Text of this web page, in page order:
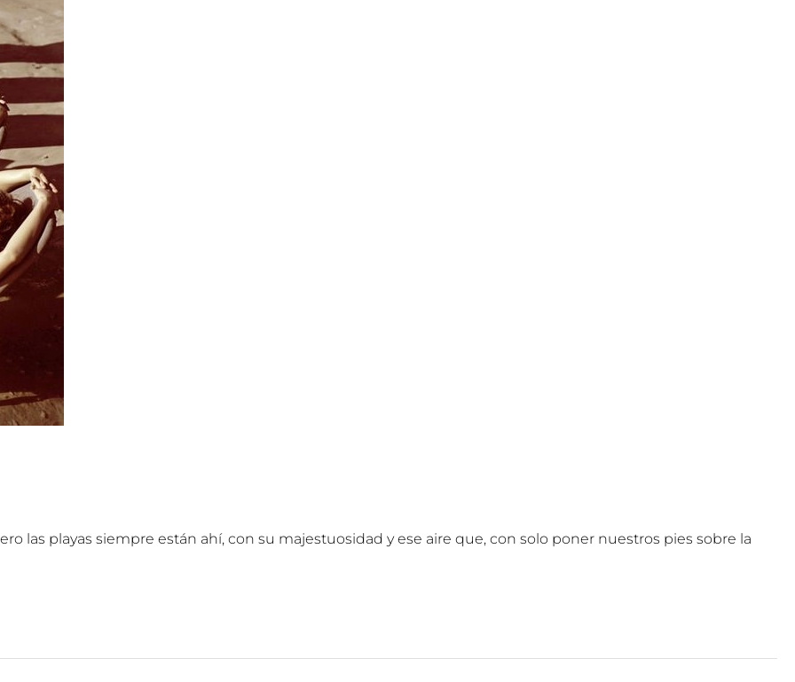
las playas siempre están ahí, con su majestuosidad y ese aire que, con solo poner nuestros pies sobre la